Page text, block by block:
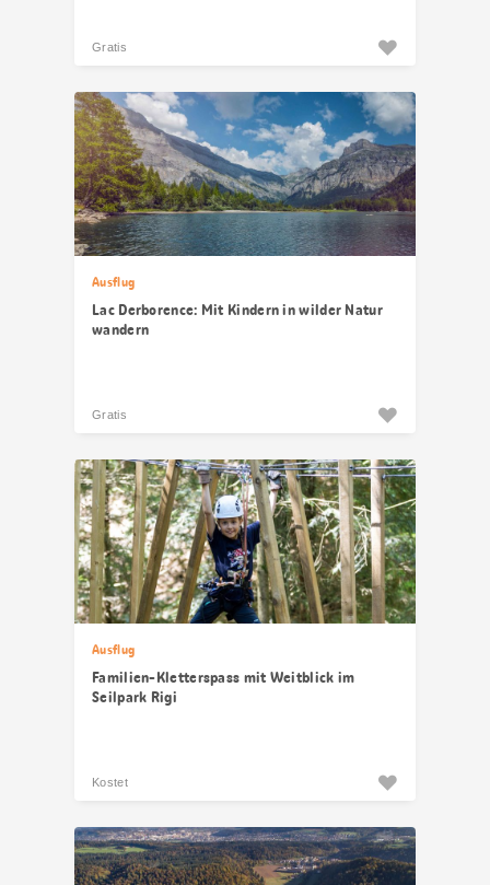
Gratis
Ausflug
Lac Derborence: Mit Kindern in wilder Natur
wandern
Gratis
Ausflug
Familien-Kletterspass mit Weitblick im
Seilpark Rigi
Kostet